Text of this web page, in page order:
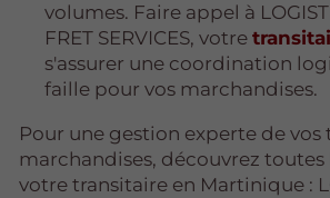
volumes. Faire appel à
FRET SERVICES, votre
s'assurer une coordination
faille pour vos marchandises.
Pour une gestion experte de vos
marchandises, découvrez toutes
votre transitaire en Martinique :